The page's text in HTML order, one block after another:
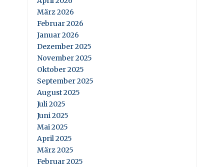
März 2026
Februar 2026
Januar 2026
Dezember 2025
November 2025
Oktober 2025
September 2025
August 2025
Juli 2025
Juni 2025
Mai 2025
April 2025
März 2025
Februar 2025